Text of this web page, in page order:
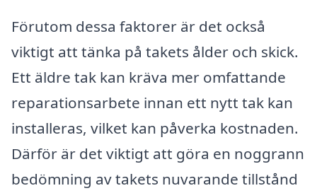
Förutom dessa faktorer är det också
viktigt att tänka på takets ålder och skick.
Ett äldre tak kan kräva mer omfattande
reparationsarbete innan ett nytt tak kan
installeras, vilket kan påverka kostnaden.
Därför är det viktigt att göra en noggrann
bedömning av takets nuvarande tillstånd